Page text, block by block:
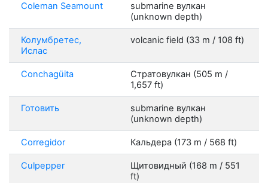
Coleman Seamount
submarine вулкан
(unknown depth)
Колумбретес,
Ислас
volcanic field (33 m / 108 ft)
Conchagüita
Стратовулкан (505 m /
1,657 ft)
Готовить
submarine вулкан
(unknown depth)
Corregidor Кальдера (173 m / 568 ft)
Culpepper
Щитовидный (168 m / 551
ft)